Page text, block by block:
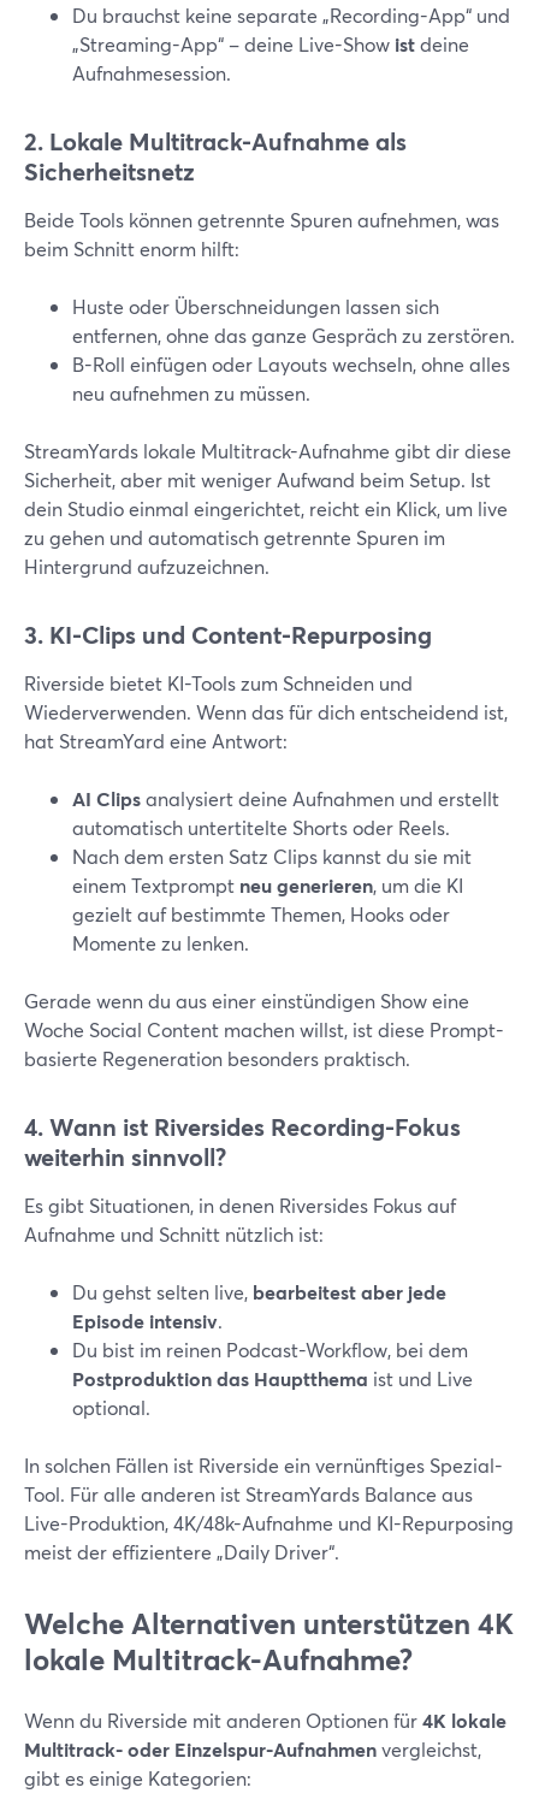
Du brauchst keine separate „Recording-App“ und
„Streaming-App“ – deine Live-Show istdeine
Aufnahmesession.
2. Lokale Multitrack-Aufnahme als
Sicherheitsnetz
Beide Tools können getrennte Spuren aufnehmen, was
beim Schnitt enorm hilft:
Huste oder Überschneidungen lassen sich
entfernen, ohne das ganze Gespräch zu zerstören.
B-Roll einfügen oder Layouts wechseln, ohne alles
neu aufnehmen zu müssen.
StreamYards lokale Multitrack-Aufnahme gibt dir diese
Sicherheit, aber mit weniger Aufwand beim Setup. Ist
dein Studio einmal eingerichtet, reicht ein Klick, um live
zu gehen und automatisch getrennte Spuren im
Hintergrund aufzuzeichnen.
3. KI-Clips und Content-Repurposing
Riverside bietet KI-Tools zum Schneiden und
Wiederverwenden. Wenn das für dich entscheidend ist,
hat StreamYard eine Antwort:
AI Clipsanalysiert deine Aufnahmen und erstellt
automatisch untertitelte Shorts oder Reels.
Nach dem ersten Satz Clips kannst du sie mit
einem Textprompt neu generieren, um die KI
gezielt auf bestimmte Themen, Hooks oder
Momente zu lenken.
Gerade wenn du aus einer einstündigen Show eine
Woche Social Content machen willst, ist diese Prompt-
basierte Regeneration besonders praktisch.
4. Wann ist Riversides Recording-Fokus
weiterhin sinnvoll?
Es gibt Situationen, in denen Riversides Fokus auf
Aufnahme und Schnitt nützlich ist:
Du gehst selten live, bearbeitest aber jede
Episode intensiv.
Du bist im reinen Podcast-Workflow, bei dem
Postproduktion das Hauptthema ist und Live
optional.
In solchen Fällen ist Riverside ein vernünftiges Spezial-
Tool. Für alle anderen ist StreamYards Balance aus
Live-Produktion, 4K/48k-Aufnahme und KI-Repurposing
meist der effizientere „Daily Driver“.
Welche Alternativen unterstützen 4K
lokale Multitrack-Aufnahme?
Wenn du Riverside mit anderen Optionen für4K lokale
Multitrack- oder Einzelspur-Aufnahmenvergleichst,
gibt es einige Kategorien: